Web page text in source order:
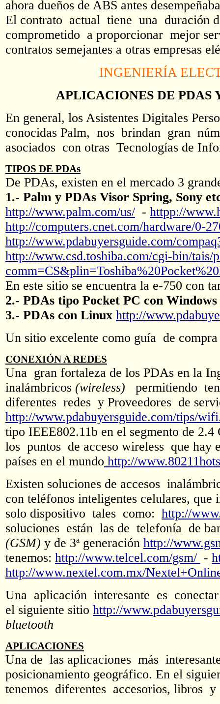
ahora dueños de ABS antes
El contrato actual tiene una duración
comprometido a proporcionar mejor
contratos semejantes a otras empresas
INGENIERÍA
APLICACIONES DE
En general, los Asistentes Digitales
conocidas Palm, nos brindan gran
asociados con otras Tecnologías de
TIPOS DE PDAs
De PDAs, existen en el mercado 3
1.- Palm y PDAs Visor Spring, Sony
http://www.palm.com/us/ - httpp://
http://computers.cnet.com/hardware/0-
http://www.pdabuyersguide.com/
http://www.csd.toshiba.com/cgi-bin/tais/
En este sitio se encuentra la e-750 con
2.- PDAs tipo Pocket PC con
3.- PDAs con Linux http://
Un sitio excelente como guía de
CONEXIÓN A REDES
Una gran fortaleza de los PDAs en la
inalámbricos (wireless) permitiendo
diferentes redes y Proveedores de
http://www.pdabuyersguide.com/tips/
tipo IEEE802.11b en el segmento de
los puntos de acceso wireless que hay
países en el mundo http://
Existen soluciones de accesos
con teléfonos inteligentes celulares,
solo dispositivo tales como: http://
soluciones están las de telefonía de
(GSM) y de 3ª generación http://
tenemos: http://www.telcel.com/gsm/ -
http://www.nextel.com.mx/
Una aplicación interesante es
el siguiente sitio http://
bluetooth
APLICACIONES
Una de las aplicaciones más
posicionamiento geográfico. En el
tenemos diferentes accesorios, libros